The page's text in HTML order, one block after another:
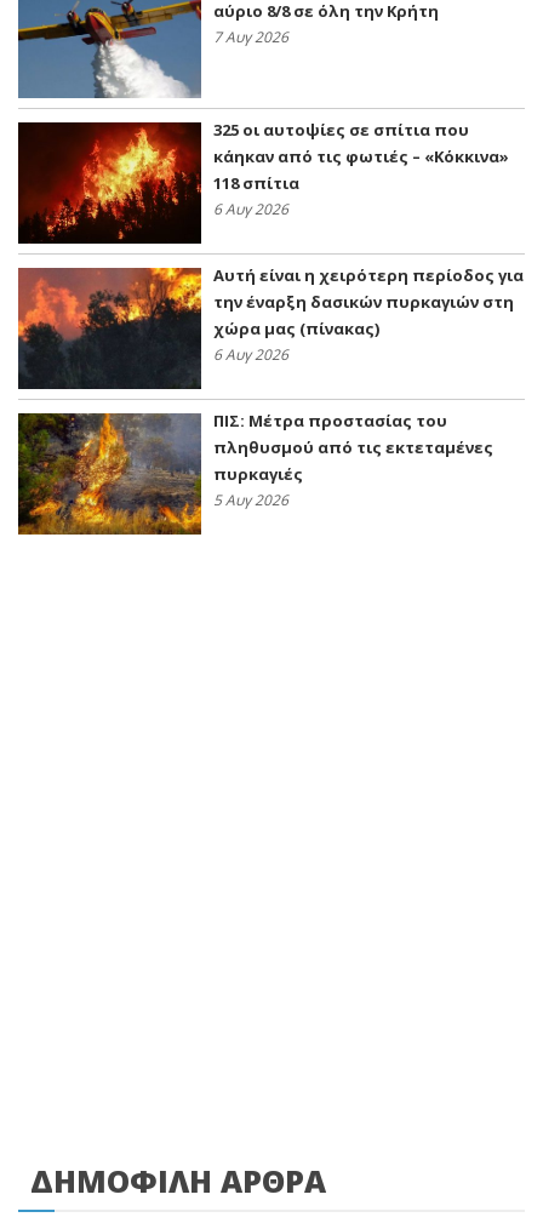
αύριο 8/8 σε όλη την Κρήτη
7 Αυγ 2026
325 οι αυτοψίες σε σπίτια που
κάηκαν από τις φωτιές – «Κόκκινα»
118 σπίτια
6 Αυγ 2026
Αυτή είναι η χειρότερη περίοδος για
την έναρξη δασικών πυρκαγιών στη
χώρα μας (πίνακας)
6 Αυγ 2026
ΠΙΣ: Μέτρα προστασίας του
πληθυσμού από τις εκτεταμένες
πυρκαγιές
5 Αυγ 2026
ΔΗΜΟΦΙΛΗ ΑΡΘΡΑ